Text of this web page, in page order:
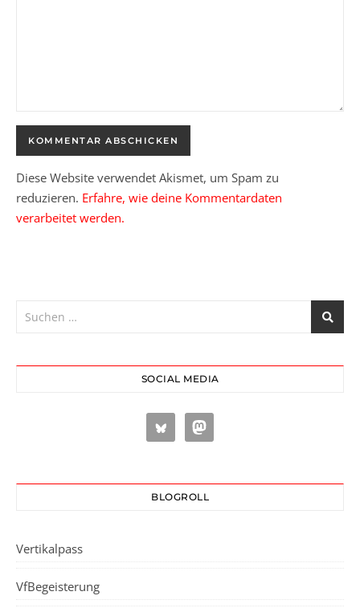
Diese Website verwendet Akismet, um Spam zu
reduzieren. Erfahre, wie deine Kommentardaten
verarbeitet werden.
SOCIAL MEDIA
BLOGROLL
Vertikalpass
VfBegeisterung